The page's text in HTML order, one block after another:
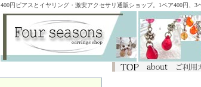
400円ピアスとイヤリング・激安アクセサリ通販ショップ。1ペア400円、